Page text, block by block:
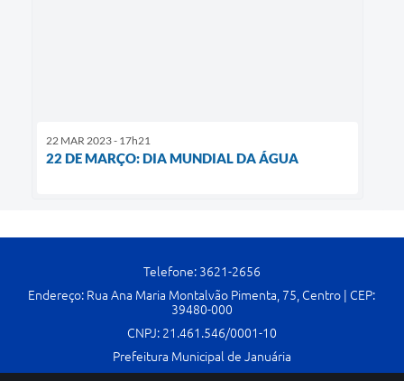
22 MAR 2023 - 17h21
22 DE MARÇO: DIA MUNDIAL DA ÁGUA
Telefone: 3621-2656
Endereço: Rua Ana Maria Montalvão Pimenta, 75, Centro | CEP:
39480-000
CNPJ: 21.461.546/0001-10
Prefeitura Municipal de Januária